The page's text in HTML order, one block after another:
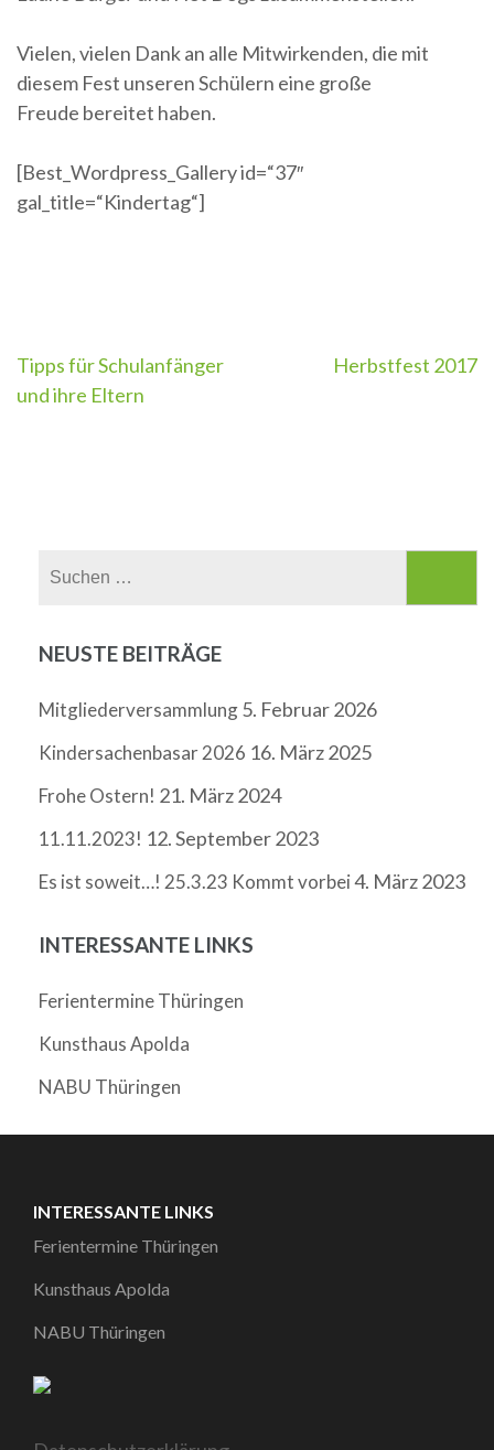
Vielen, vielen Dank an alle Mitwirkenden, die mit
diesem Fest unseren Schülern eine große
Freude bereitet haben.
[Best_Wordpress_Gallery id=“37″
gal_title=“Kindertag“]
Beitragsnavigation
Tipps für Schulanfänger
und ihre Eltern
Herbstfest 2017
NEUSTE BEITRÄGE
Mitgliederversammlung5. Februar 2026
Kindersachenbasar 2026 16. März 2025
Frohe Ostern! 21. März 2024
11.11.2023! 12. September 2023
Es ist soweit…! 25.3.23 Kommt vorbei4. März 2023
INTERESSANTE LINKS
Ferientermine Thüringen
Kunsthaus Apolda
NABU Thüringen
INTERESSANTE LINKS
Ferientermine Thüringen
Kunsthaus Apolda
NABU Thüringen